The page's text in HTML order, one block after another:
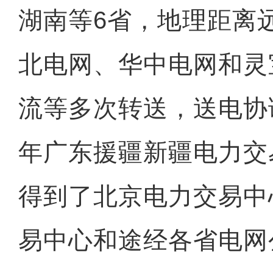
湖南等6省，地理距离
北电网、华中电网和
流等多次转送，送电
年广东援疆新疆电力
得到了北京电力交易
易中心和途经各省电